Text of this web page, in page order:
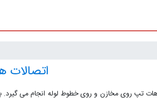
هات تپ روی مخازن و روی خطوط لوله انجام می گیرد.